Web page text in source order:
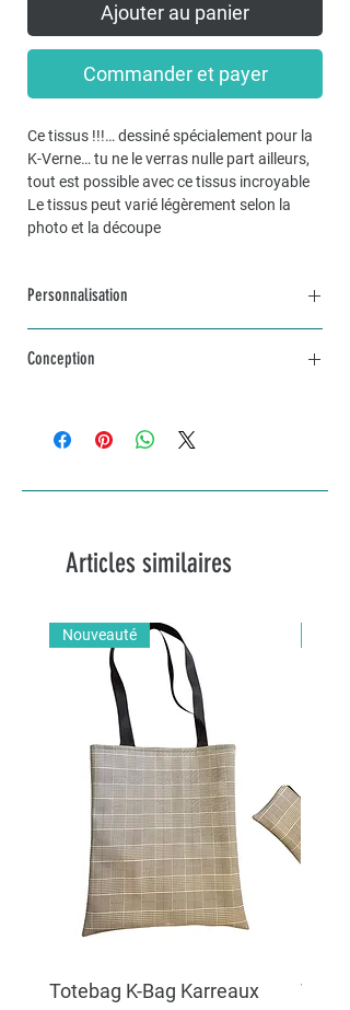
Ajouter au panier
Commander et payer
Ce tissus !!!… dessiné spécialement pour la
K-Verne… tu ne le verras nulle part ailleurs,
tout est possible avec ce tissus incroyable
Le tissus peut varié légèrement selon la
photo et la découpe
Personnalisation
et sur mesure, n’hésitez pas à me contacter
Conception
envies dans un délai d'une à deux semaines
selon stock disponible de tissus... plus si je
courant dans ce cas
Articles similaires
Nouveauté
Totebag K-Bag Karreaux